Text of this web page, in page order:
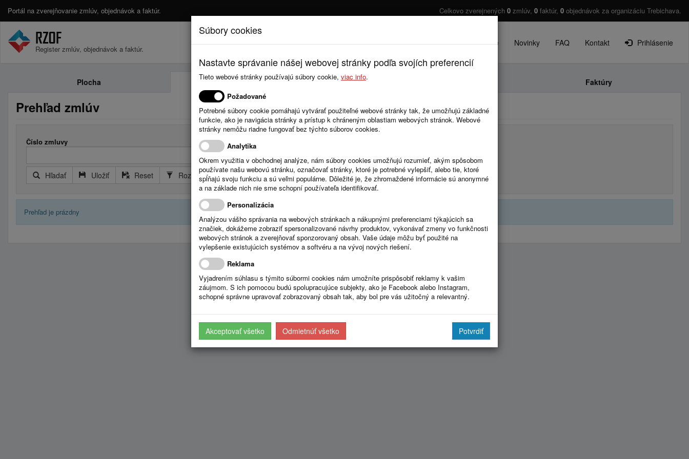
Portál na zverejňovanie zmlúv, objednávok a faktúr. Celkovo zverejnených 0 zmlúv, 0 faktúr, 0 objednávok za organizáciu Trebichava.
Register zmlúv, objednávok a faktúr.
Úvod Cenník O projekte Novinky FAQ Kontakt Prihlásenie
Plocha Zmluvy Faktúry
Prehľad zmlúv
Číslo zmluvy
Hľadať Uložiť Reset Rozšírený filter R Stĺpce
Prehľad je prázdny
Súbory cookies
Nastavte správanie nášej webovej stránky podľa svojích preferencií
Tieto webové stránky používajú súbory cookie, viac info.
Požadované
Potrebné súbory cookie pomáhajú vytvárať použiteľné webové stránky tak, že umožňujú základné
funkcie, ako je navigácia stránky a prístup k chráneným oblastiam webových stránok. Webové
stránky nemôžu riadne fungovať bez týchto súborov cookies.
Analytika
Okrem využitia v obchodnej analýze, nám súbory cookies umožňujú rozumieť, akým spôsobom
používate našu webovú stránku, označovať stránky, ktoré je potrebné vylepšiť, alebo tie, ktoré
spĺňajú svoju funkciu a sú veľmi populárne. Dôležité je, že zhromaždené informácie sú anonymné
a na základe nich nie sme schopní používateľa identifikovať.
Personalizácia
Analýzou vášho správania na webových stránkach a nákupnými preferenciami týkajúcich sa
značiek, dokážeme zobraziť spersonalizované návrhy produktov, vykonávať zmeny vo funkčnosti
webových stránok a zverejňovať sponzorovaný obsah. Vaše údaje môžu byť použité na
vylepšenie existujúcich systémov a softvéru a na vývoj nových riešení.
Reklama
Vyjadrením súhlasu s týmito súbormi cookies nám umožníte prispôsobiť reklamy k vašim
záujmom. S ich pomocou budú spolupracujúce subjekty, ako je Facebook alebo Instagram,
schopné správne upravovať zobrazovaný obsah tak, aby bol pre vás užitočný a relevantný.
Akceptovať všetko Odmietnúť všetko Potvrdiť